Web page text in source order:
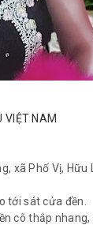
NAM
Phố Vị, Hữu
tới sát cửa đền.
cô thắp